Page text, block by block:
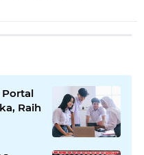
Portal
Raih